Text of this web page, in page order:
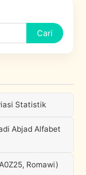
Cari
Statistik
Abjad Alfabet
Romawi)